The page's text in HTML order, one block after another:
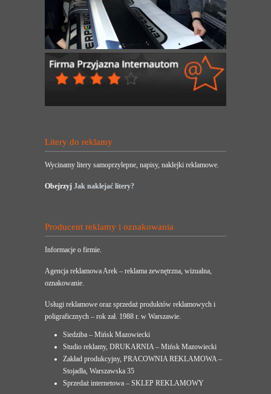
Litery do reklamy
Wycinamy litery samoprzylepne, napisy, naklejki reklamowe.
Obejrzyj Jak naklejać litery?
Producent reklamy i oznakowania
Informacje o firmie.
Agencja reklamowa Arek – reklama zewnętrzna, wizualna,
oznakowanie.
Usługi reklamowe oraz sprzedaż produktów reklamowych i
poligraficznych – rok zał. 1988 r. w Warszawie.
Siedziba – Mińsk Mazowiecki
Studio reklamy, DRUKARNIA – Mińsk Mazowiecki
Zakład produkcyjny, PRACOWNIA REKLAMOWA –
Stojadła, Warszawska 35
Sprzedaż internetowa – SKLEP REKLAMOWY